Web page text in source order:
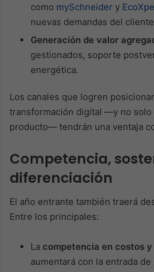
como mySchneider y
nuevas demandas del
Generación de valor
gestionados, soporte
energética.
Los canales que logren
transformación digital —y no solo
producto— tendrán una ventaja
Competencia,
diferenciación
El año entrante también traerá
Entre los principales:
La competencia en costos
aumentará con la entrada